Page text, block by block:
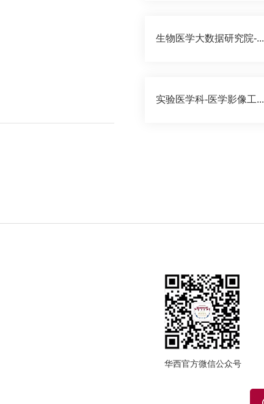
生物医学大数据研究院-...
实验医学科-医学影像工...
华西官方微信公众号